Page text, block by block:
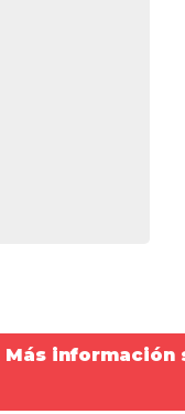
Más información